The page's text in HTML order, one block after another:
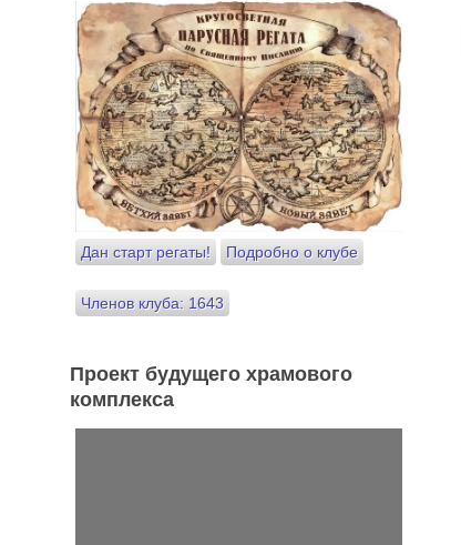
Дан старт регаты! Подробно о клубе
Членов клуба: 1643
Проект будущего храмового
комплекса